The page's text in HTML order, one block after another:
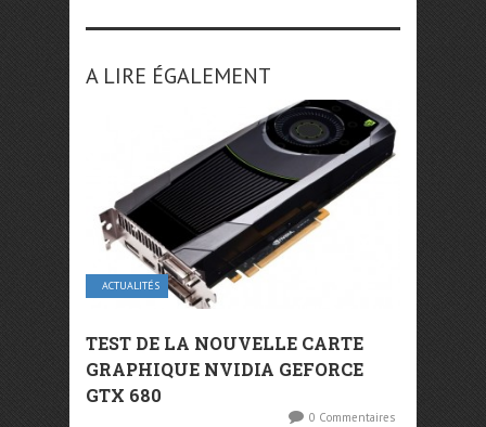
A LIRE ÉGALEMENT
ACTUALITÉS
TEST DE LA NOUVELLE CARTE
GRAPHIQUE NVIDIA GEFORCE
GTX 680
0 Commentaires